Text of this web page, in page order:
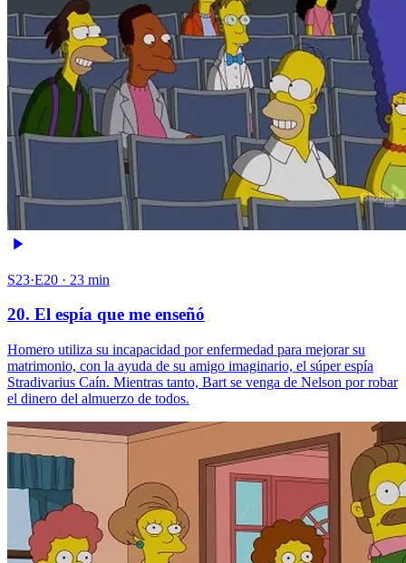
S23·E20 · 23 min
20. El espía que me enseñó
Homero utiliza su incapacidad por enfermedad para mejorar su
matrimonio, con la ayuda de su amigo imaginario, el súper espía
Stradivarius Caín. Mientras tanto, Bart se venga de Nelson por robar
el dinero del almuerzo de todos.